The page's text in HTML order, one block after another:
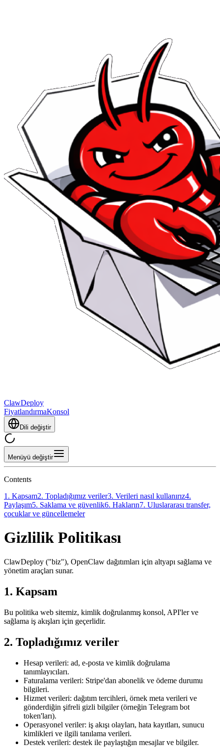
ClawDeploy
FiyatlandırmaKonsol
Dili değiştir
Menüyü değiştir
Contents
1. Kapsam2. Topladığımız veriler3. Verileri nasıl kullanırız4.
Paylaşım5. Saklama ve güvenlik6. Hakların7. Uluslararası transfer,
çocuklar ve güncellemeler
Gizlilik Politikası
ClawDeploy ("biz"), OpenClaw dağıtımları için altyapı sağlama ve
yönetim araçları sunar.
1. Kapsam
Bu politika web sitemiz, kimlik doğrulanmış konsol, API'ler ve
sağlama iş akışları için geçerlidir.
2. Topladığımız veriler
Hesap verileri: ad, e-posta ve kimlik doğrulama
tanımlayıcıları.
Faturalama verileri: Stripe'dan abonelik ve ödeme durumu
bilgileri.
Hizmet verileri: dağıtım tercihleri, örnek meta verileri ve
gönderdiğin şifreli gizli bilgiler (örneğin Telegram bot
token'ları).
Operasyonel veriler: iş akışı olayları, hata kayıtları, sunucu
kimlikleri ve ilgili tanılama verileri.
Destek verileri: destek ile paylaştığın mesajlar ve bilgiler.